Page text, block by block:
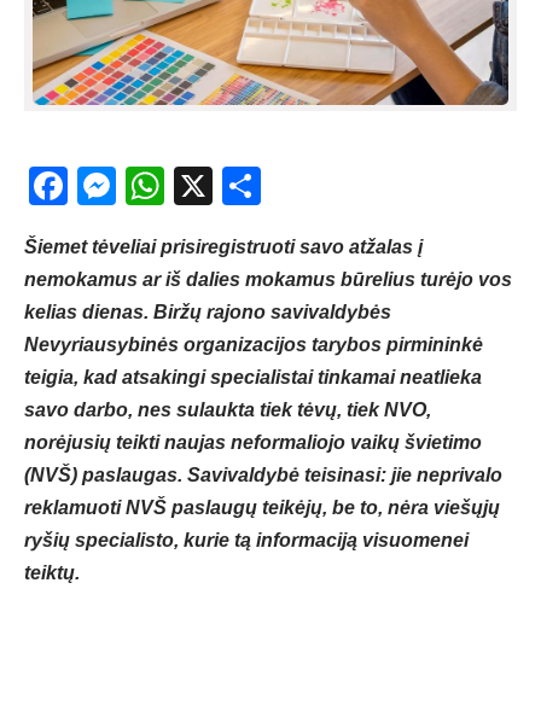
Facebook
Messenger
WhatsApp
X
Šiemet tėveliai prisiregistruoti savo atžalas į
nemokamus ar iš dalies mokamus būrelius turėjo vos
kelias dienas. Biržų rajono savivaldybės
Nevyriausybinės organizacijos tarybos pirmininkė
teigia, kad atsakingi specialistai tinkamai neatlieka
savo darbo, nes sulaukta tiek tėvų, tiek NVO,
norėjusių teikti naujas neformaliojo vaikų švietimo
(NVŠ) paslaugas. Savivaldybė teisinasi: jie neprivalo
reklamuoti NVŠ paslaugų teikėjų, be to, nėra viešųjų
ryšių specialisto, kurie tą informaciją visuomenei
teiktų.